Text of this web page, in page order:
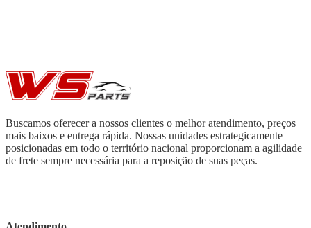
Buscamos oferecer a nossos clientes o melhor atendimento, preços
mais baixos e entrega rápida. Nossas unidades estrategicamente
posicionadas em todo o território nacional proporcionam a agilidade
de frete sempre necessária para a reposição de suas peças.